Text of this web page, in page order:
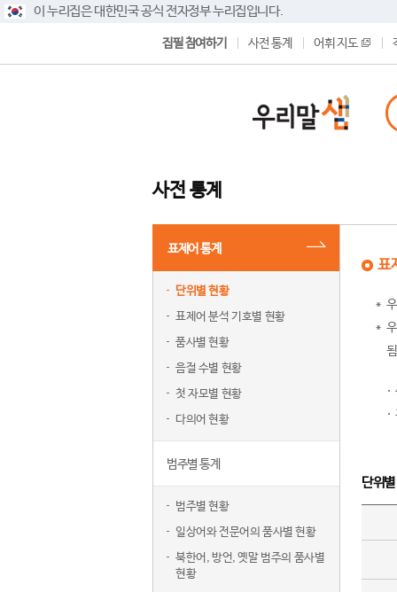
이 누리집은 대한민국 공식 전자정부 누리집입니다.
집필 참여하기 사전 통계 어휘 지도
사전 통계
표제어 통계
단위별 현황
표제어 분석 기호별 현황
품사별 현황
음절 수별 현황
첫 자모별 현황
다의어 현황
범주별 통계
범주별 현황
일상어와 전문어의 품사별 현황
북한어, 방언, 옛말 범주의 품사별
현황
표
단위